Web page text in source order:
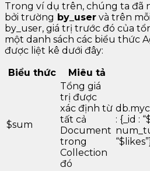
Trong ví dụ trên, chúng ta đã
bởi trường by_user và trên
by_user, giá trị trước đó của
một danh sách các biểu thức
được liệt kê dưới đây:
Biểu thức
Miêu tả
$sum
Tổng giá
trị được
xác định từ
tất cả
Document
trong
Collection
đó
: {_id :